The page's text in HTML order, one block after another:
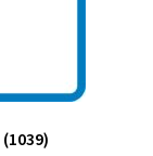
(1039)